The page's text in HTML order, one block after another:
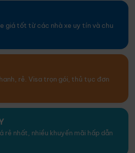
giá tốt từ các nhà xe uy tín và chu
rẻ. Visa trọn gói, thủ tục đơn
rẻ nhất, nhiều khuyến mãi hấp dẫn